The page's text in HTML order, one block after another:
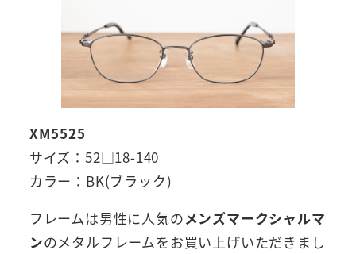
XM5525
サイズ：52□18-140
カラー：BK(ブラック)
フレームは男性に人気のメンズマークシャルマ
ンのメタルフレームをお買い上げいただきまし